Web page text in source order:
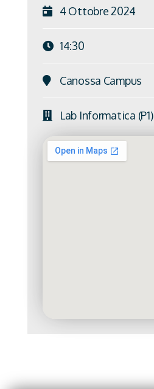
4 Ottobre 2024
14:30
Canossa Campus
Lab Informatica (P1)